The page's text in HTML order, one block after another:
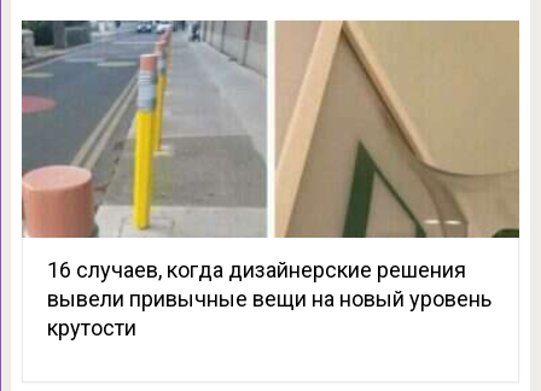
16 случаев, когда дизайнерские решения
вывели привычные вещи на новый уровень
крутости